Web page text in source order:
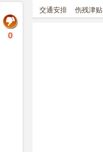
0
交通安排 伤残津贴